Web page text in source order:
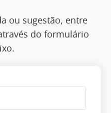
ou sugestão, entre
do formulário